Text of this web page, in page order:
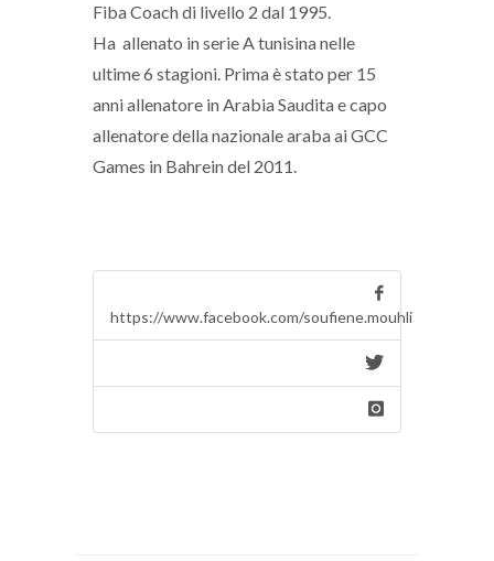
Fiba Coach di livello 2 dal 1995.
Ha allenato in serie A tunisina nelle
ultime 6 stagioni. Prima è stato per 15
anni allenatore in Arabia Saudita e capo
allenatore della nazionale araba ai GCC
Games in Bahrein del 2011.
https://www.facebook.com/soufiene.mouhli